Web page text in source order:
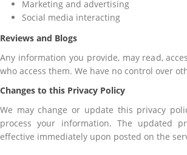
Marketing and advertising
Social media interacting
Reviews and Blogs
Any information you provide, may read,
who access them. We have no control over
Changes to this Privacy Policy
We may change or update this privacy
process your information. The updated
effective immediately upon posted on the